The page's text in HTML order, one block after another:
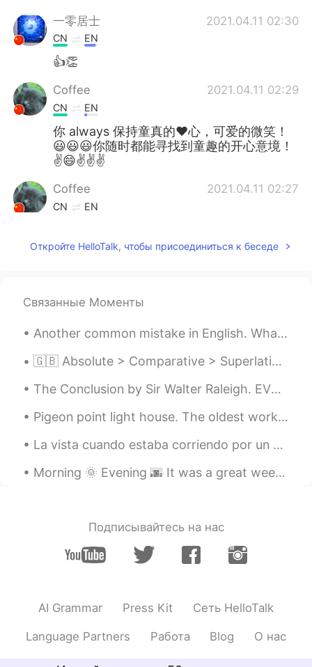
一零居士 2021.04.11 02:30
CN EN
👍👏
Coffee 2021.04.11 02:29
CN EN
你 always 保持童真的❤心，可爱的微笑！
😃😃😃你随时都能寻找到童趣的开心意境！
✌😄✌✌✌
Coffee 2021.04.11 02:27
CN EN
First , I went for a small hike to see a cool
was pretty good ✌👍
今天过得很好啊！
第一去了远足 可爱的”小桥“
这是我第一次去这个地方，我觉得景色
不错。
🤐🤫🤫 请别打电话给警察， 我折断了一
根树
枝🌳
May Yen 2021.04.11 02:13
EN
Откройте HelloTalk, чтобы присоединиться к беседе
Связанные Моменты
Another common mistake in English. What do you do? Spanish speaker: I'm having breakfast. B...
🇬🇧 Absolute > Comparative > Superlative Absolute - I have a slow car Comparative - I have a slo...
The Conclusion by Sir Walter Raleigh. EVEN such is Time, that takes in trust Our youth, our joys...
Pigeon point light house. The oldest working light house on the west coast. Also, beautiful Calif...
La vista cuando estaba corriendo por un parque en Mi pueblo. Váyanse afuera con cuidado para man...
Morning 🌞 Evening 🌆 It was a great weekend but unfortunately had to leave this morning ! 🌞 🌞 Ha...
Подписывайтесь на нас
AI Grammar Press Kit Сеть HelloTalk
Language Partners Работа Blog О нас